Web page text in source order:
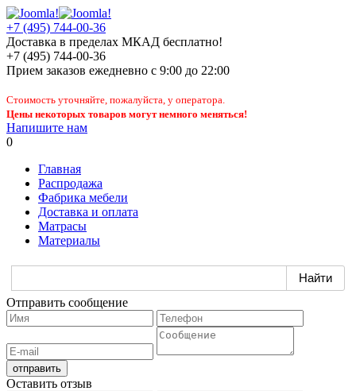
+7 (495) 744-00-36
Доставка в пределах МКАД бесплатно!
+7 (495) 744-00-36
Прием заказов ежедневно с 9:00 до 22:00
Стоимость уточняйте, пожалуйста, у оператора.
Цены некоторых товаров могут немного меняться!
Напишите нам
0
Главная
Распродажа
Фабрика мебели
Доставка и оплата
Матрасы
Материалы
Отправить сообщение
Оставить отзыв